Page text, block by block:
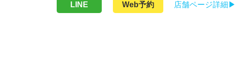
LINE Web予約 店舗ページ詳細▶